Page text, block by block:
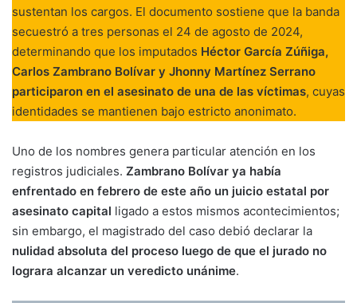
sustentan los cargos. El documento sostiene que la banda
secuestró a tres personas el 24 de agosto de 2024,
determinando que los imputados Héctor García Zúñiga,
Carlos Zambrano Bolívar y Jhonny Martínez Serrano
participaron en el asesinato de una de las víctimas, cuyas
identidades se mantienen bajo estricto anonimato.
Uno de los nombres genera particular atención en los
registros judiciales. Zambrano Bolívar ya había
enfrentado en febrero de este año un juicio estatal por
asesinato capital ligado a estos mismos acontecimientos;
sin embargo, el magistrado del caso debió declarar la
nulidad absoluta del proceso luego de que el jurado no
lograra alcanzar un veredicto unánime.